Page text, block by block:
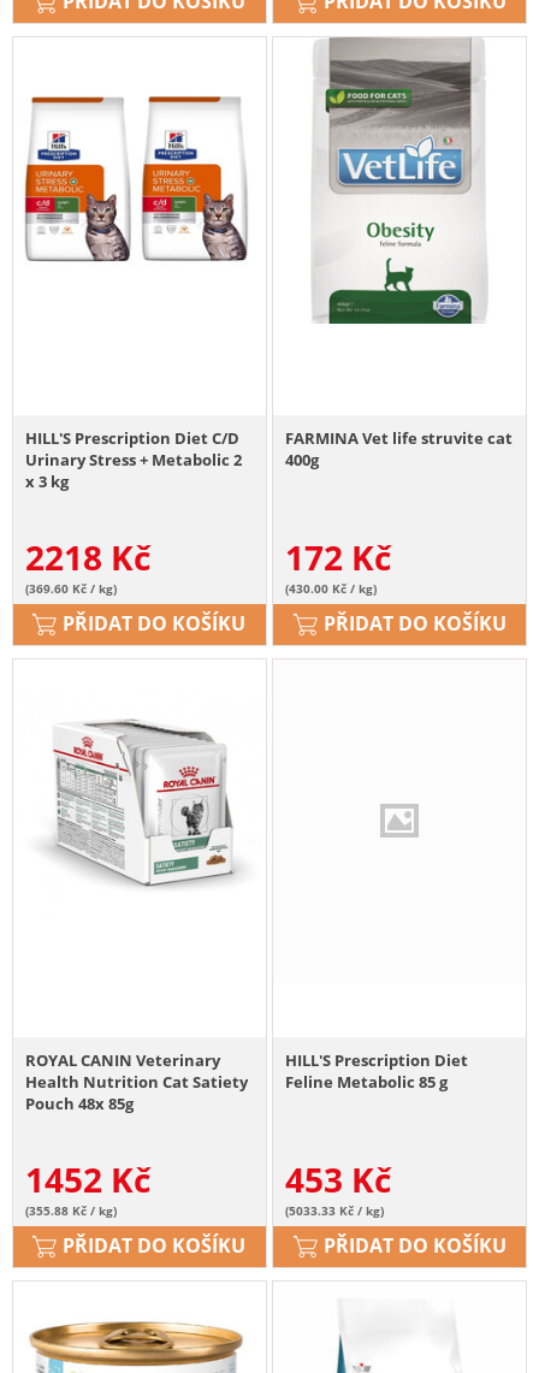
HILL'S Prescription Diet C/D
Urinary Stress + Metabolic 2
x 3 kg
2218 Kč
(369.60 Kč / kg)
PŘIDAT DO KOŠÍKU
FARMINA Vet life struvite cat
400g
172 Kč
(430.00 Kč / kg)
PŘIDAT DO KOŠÍKU
ROYAL CANIN Veterinary
Health Nutrition Cat Satiety
Pouch 48x 85g
1452 Kč
(355.88 Kč / kg)
PŘIDAT DO KOŠÍKU
HILL'S Prescription Diet
Feline Metabolic 85 g
453 Kč
(5033.33 Kč / kg)
PŘIDAT DO KOŠÍKU